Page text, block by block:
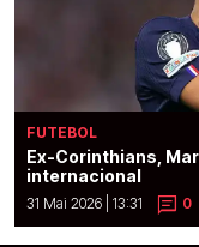
FUTEBOL
Ex-Corinthians,
internacional
31 Mai 2026 | 13:31 0